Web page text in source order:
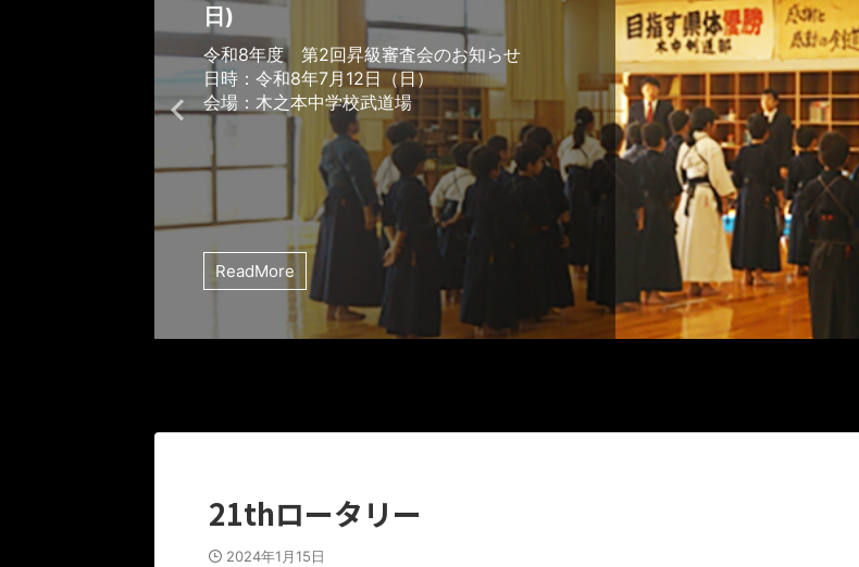
日)
令和8年度 第2回昇級審査会のお知らせ
日時：令和8年7月12日（日）
会場：木之本中学校武道場
ReadMore
21thロータリー
2024年1月15日